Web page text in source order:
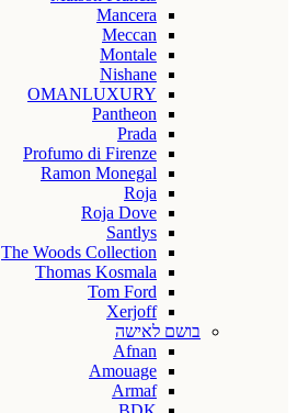
Mancera
Meccan
Montale
Nishane
OMANLUXURY
Pantheon
Prada
Profumo di Firenze
Ramon Monegal
Roja
Roja Dove
Santlys
The Woods Collection
Thomas Kosmala
Tom Ford
Xerjoff
בושם לאישה
Afnan
Amouage
Armaf